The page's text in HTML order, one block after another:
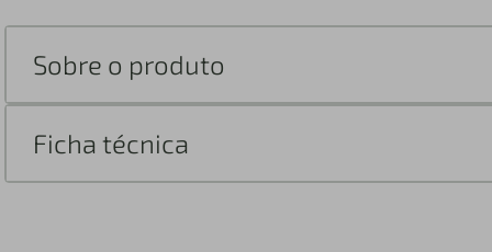
Sobre o produto
Ficha técnica